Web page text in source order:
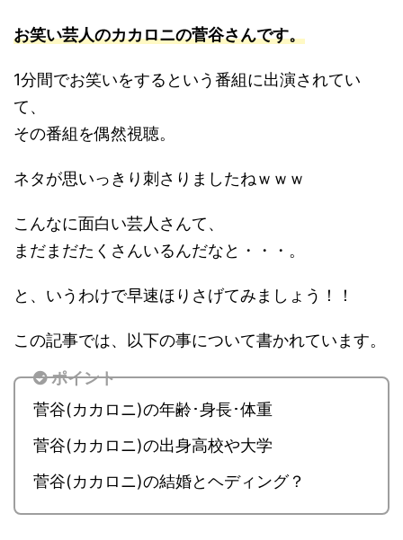
お笑い芸人のカカロニの菅谷さんです。
1分間でお笑いをするという番組に出演されてい
て、
その番組を偶然視聴。
ネタが思いっきり刺さりましたねｗｗｗ
こんなに面白い芸人さんて、
まだまだたくさんいるんだなと・・・。
と、いうわけで早速ほりさげてみましょう！！
この記事では、以下の事について書かれています。
ポイント
菅谷(カカロニ)の年齢･身長･体重
菅谷(カカロニ)の出身高校や大学
菅谷(カカロニ)の結婚とヘディング？